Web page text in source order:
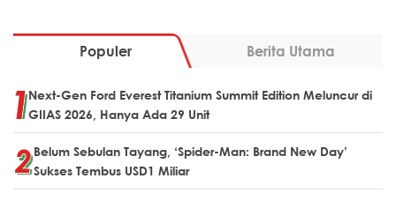
Populer Berita Utama
Next-Gen Ford Everest Titanium Summit Edition Meluncur di
GIIAS 2026, Hanya Ada 29 Unit
Belum Sebulan Tayang, ‘Spider-Man: Brand New Day’
Sukses Tembus USD1 Miliar